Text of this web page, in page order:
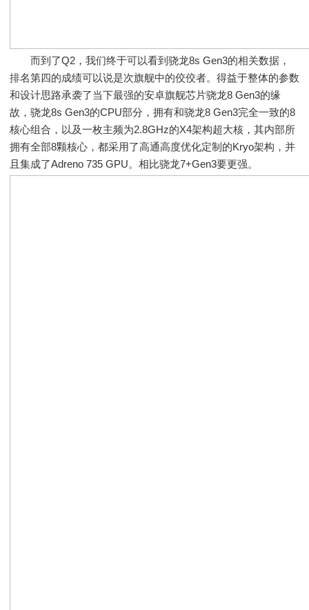
而到了Q2，我们终于可以看到骁龙8s Gen3的相关数据，
排名第四的成绩可以说是次旗舰中的佼佼者。得益于整体的参数
和设计思路承袭了当下最强的安卓旗舰芯片骁龙8 Gen3的缘
故，骁龙8s Gen3的CPU部分，拥有和骁龙8 Gen3完全一致的8
核心组合，以及一枚主频为2.8GHz的X4架构超大核，其内部所
拥有全部8颗核心，都采用了高通高度优化定制的Kryo架构，并
且集成了Adreno 735 GPU。相比骁龙7+Gen3要更强。